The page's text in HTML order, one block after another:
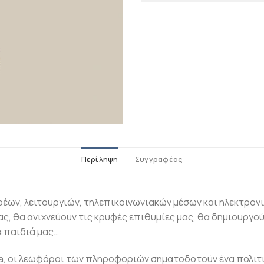
Περίληψη Συγγραφέας
λειτουργιών, τηλεπικοινωνιακών μέσων και
θα ανιχνεύουν τις κρυφές επιθυμίες μας, θα
μας…
οι λεωφόροι των πληροφοριών σηματοδοτούν ένα